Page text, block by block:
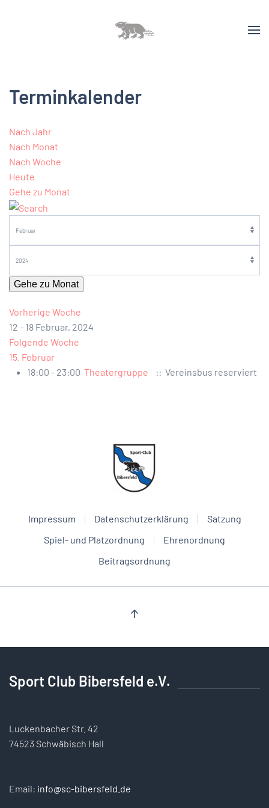
Terminkalender
Nach Jahr
Nach Monat
Nach Woche
Heute
Gehe zu Monat
Gehe zu Monat
Vorherige Woche
12 - 18 Februar, 2024
Folgende Woche
15. Februar
18:00 - 23:00 Theatergruppe :: Vereinsbus reserviert
Impressum Datenschutzerklärung
Satzung
Spiel- und Platzordnung
Ehrenordnung
Beitragsordnung
Sport Club Bibersfeld e.V.
Luckenbacher Str. 42
74523 Schwäbisch Hall
Email: info@sc-bibersfeld.de